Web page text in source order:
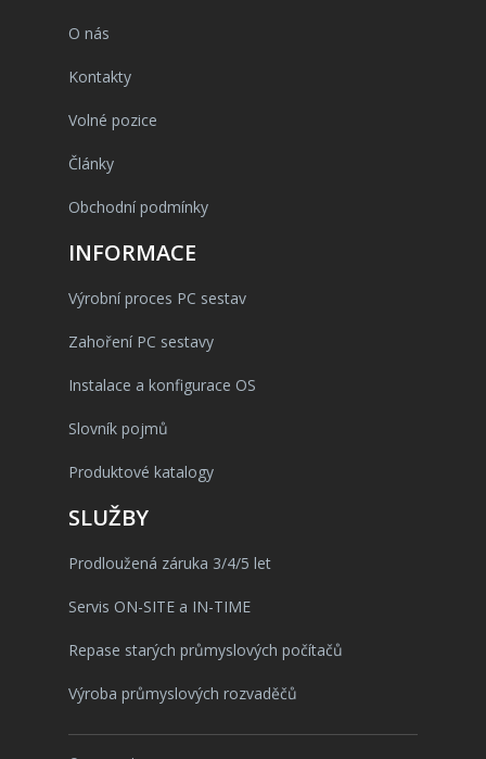
O nás
Kontakty
Volné pozice
Články
Obchodní podmínky
INFORMACE
Výrobní proces PC sestav
Zahoření PC sestavy
Instalace a konfigurace OS
Slovník pojmů
Produktové katalogy
SLUŽBY
Prodloužená záruka 3/4/5 let
Servis ON-SITE a IN-TIME
Repase starých průmyslových počítačů
Výroba průmyslových rozvaděčů